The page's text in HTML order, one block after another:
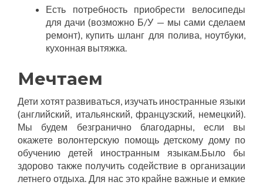
Есть потребность приобрести велосипеды
для дачи (возможно Б/У — мы сами сделаем
ремонт), купить шланг для полива, ноутбуки,
кухонная вытяжка.
Мечтаем
Дети хотят развиваться, изучать иностранные языки
(английский, итальянский, французский, немецкий).
Мы будем безгранично благодарны, если вы
окажете волонтерскую помощь детскому дому по
обучению детей иностранным языкам.Было бы
здорово также получить содействие в организации
летнего отдыха. Для нас это крайне важные и емкие